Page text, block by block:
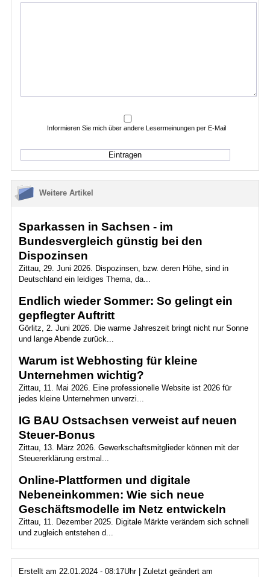
Informieren Sie mich über andere Lesermeinungen per E-Mail
Weitere Artikel
Sparkassen in Sachsen - im
Bundesvergleich günstig bei den
Dispozinsen
Zittau, 29. Juni 2026. Dispozinsen, bzw. deren Höhe, sind in
Deutschland ein leidiges Thema, da...
Endlich wieder Sommer: So gelingt ein
gepflegter Auftritt
Görlitz, 2. Juni 2026. Die warme Jahreszeit bringt nicht nur Sonne
und lange Abende zurück...
Warum ist Webhosting für kleine
Unternehmen wichtig?
Zittau, 11. Mai 2026. Eine professionelle Website ist 2026 für
jedes kleine Unternehmen unverzi...
IG BAU Ostsachsen verweist auf neuen
Steuer-Bonus
Zittau, 13. März 2026. Gewerkschaftsmitglieder können mit der
Steuererklärung erstmal...
Online-Plattformen und digitale
Nebeneinkommen: Wie sich neue
Geschäftsmodelle im Netz entwickeln
Zittau, 11. Dezember 2025. Digitale Märkte verändern sich schnell
und zugleich entstehen d...
Erstellt am 22.01.2024 - 08:17Uhr | Zuletzt geändert am